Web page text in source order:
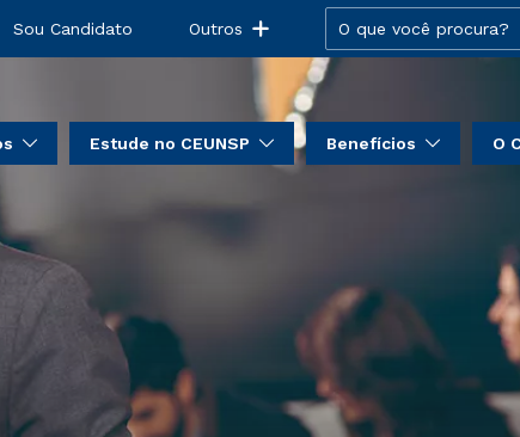
Sou Candidato Outros
Estude no CEUNSP Benefícios O